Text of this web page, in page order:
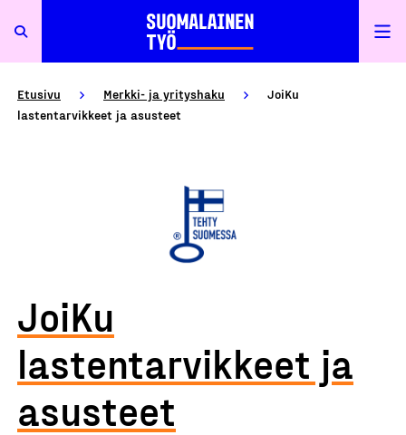
Etusivu Merkki- ja yrityshaku
JoiKu
lastentarvikkeet ja asusteet
JoiKu
lastentarvikkeet ja
asusteet